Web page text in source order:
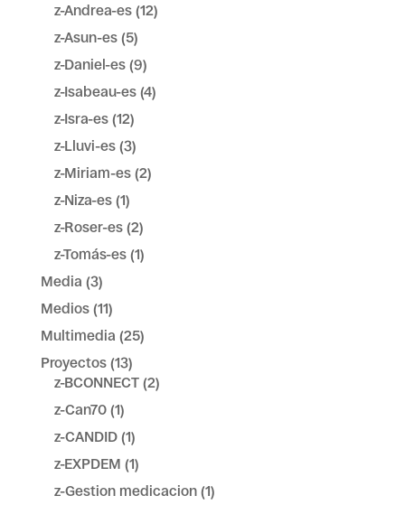
z-Andrea-es(12)
z-Asun-es(5)
z-Daniel-es(9)
z-Isabeau-es(4)
z-Isra-es(12)
z-Lluvi-es(3)
z-Miriam-es(2)
z-Niza-es(1)
z-Roser-es(2)
z-Tomás-es(1)
Media (3)
Medios(11)
Multimedia (25)
Proyectos(13)
z-BCONNECT(2)
z-Can70(1)
z-CANDID(1)
z-EXPDEM (1)
z-Gestion medicacion(1)